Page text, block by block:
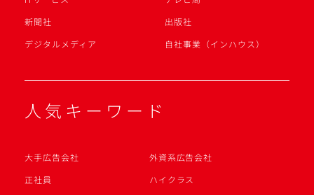
新聞社
出版社
デジタルメディア
自社事業（インハウス）
人気キーワード
大手広告会社
外資系広告会社
正社員
ハイクラス